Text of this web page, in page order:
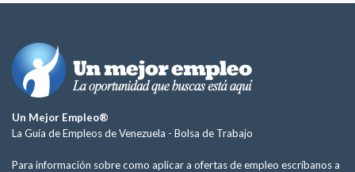
Un Mejor Empleo®
La Guía de Empleos de Venezuela - Bolsa de Trabajo
Para información sobre como aplicar a ofertas de empleo escríbanos a